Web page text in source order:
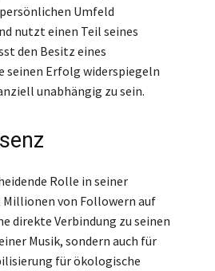
Umfeld
nutzt einen Teil seines
den Besitz eines
seinen Erfolg widerspiegeln
unabhängig zu sein.
Rolle in seiner
von Followern auf
direkte Verbindung zu seinen
Musik, sondern auch für
für ökologische